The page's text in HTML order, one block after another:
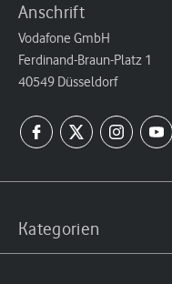
Anschrift
Vodafone GmbH
Ferdinand-Braun-Platz 1
40549 Düsseldorf
Kategorien